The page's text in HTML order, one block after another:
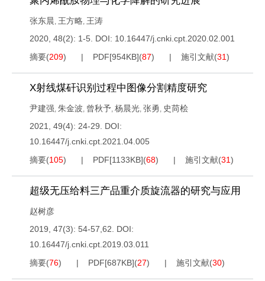
张东晨, 王方略, 王涛
2020, 48(2): 1-5.
DOI: 10.16447/j.cnki.cpt.2020.02.001
摘要(209) PDF[954KB](87) 施引文献(31)
X射线煤矸识别过程中图像分割精度研究
尹建强, 朱金波, 曾秋予, 杨晨光, 张勇, 史苘桧
2021, 49(4): 24-29.
DOI:
10.16447/j.cnki.cpt.2021.04.005
摘要(105) PDF[1133KB](68) 施引文献(31)
超级无压给料三产品重介质旋流器的研究与应用
赵树彦
2019, 47(3): 54-57,62.
DOI:
10.16447/j.cnki.cpt.2019.03.011
摘要(76) PDF[687KB](27) 施引文献(30)